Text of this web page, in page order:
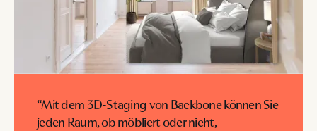
“Mit dem 3D-Staging von Backbone können Sie
jeden Raum, ob möbliert oder nicht,